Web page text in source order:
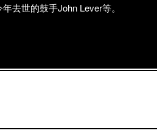
去世的鼓手John Lever等。